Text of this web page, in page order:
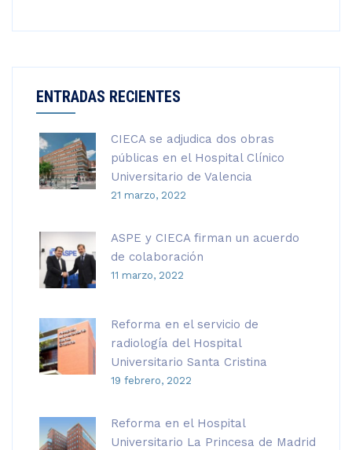
ENTRADAS RECIENTES
CIECA se adjudica dos obras
públicas en el Hospital Clínico
Universitario de Valencia
21 marzo, 2022
ASPE y CIECA firman un acuerdo
de colaboración
11 marzo, 2022
Reforma en el servicio de
radiología del Hospital
Universitario Santa Cristina
19 febrero, 2022
Reforma en el Hospital
Universitario La Princesa de Madrid